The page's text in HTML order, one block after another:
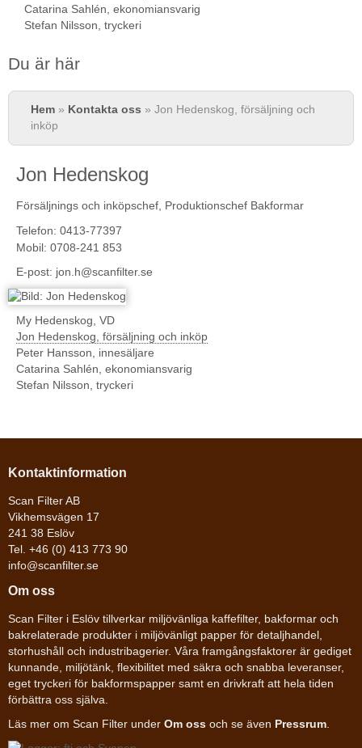
Catarina Sahlén, ekonomiansvarig
Stefan Nilsson, tryckeri
Du är här
Hem » Kontakta oss » Jon Hedenskog, försäljning och
inköp
Jon Hedenskog
Försäljnings och inköpschef, Produktionschef Bakformar
Telefon: 0413-77397
Mobil: 0708-241 853
E-post: jon.h@scanfilter.se
My Hedenskog, VD
Jon Hedenskog, försäljning och inköp
Peter Hansson, innesäljare
Catarina Sahlén, ekonomiansvarig
Stefan Nilsson, tryckeri
Kontaktinformation
Scan Filter AB
Vikhemsvägen 17
241 38 Eslöv
Tel. +46 (0) 413 773 90
info@scanfilter.se
Om oss
Scan Filter i Eslöv tillverkar miljövänliga kaffefilter, bakformar och
bakrelaterade produkter i miljövänligt papper för detaljhandel,
storhushåll och industribagerier. Våra framgångsfaktorer är gediget
kunnande, miljötänk, flexibilitet med säkra och snabba leveranser,
eget tryckeri för bakformspapper samt en drivkraft att hela tiden
förbättra oss själva.
Läs mer om Scan Filter under Om oss och se även Pressrum.